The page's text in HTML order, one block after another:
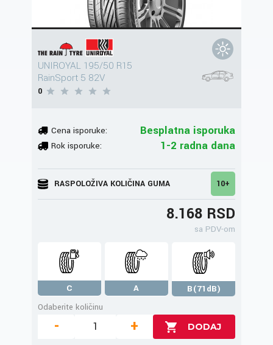
UNIROYAL 195/50 R15
RainSport 5 82V
0
Cena isporuke: Besplatna isporuka
Rok isporuke: 1-2 radna dana
RASPOLOŽIVA KOLIČINA GUMA 10+
8.168 RSD
sa PDV-om
C A
B(71dB)
Odaberite količinu
- +